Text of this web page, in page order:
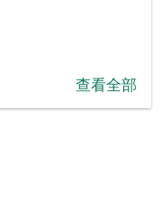
查看全部